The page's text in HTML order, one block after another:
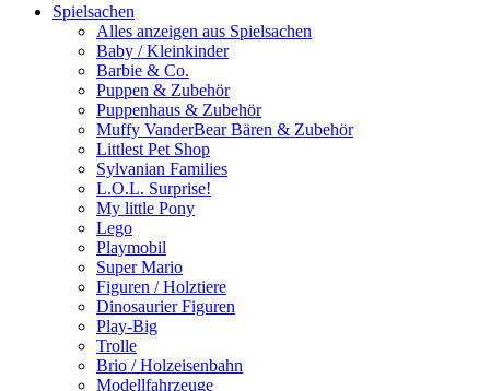
Spielsachen
Alles anzeigen aus Spielsachen
Baby / Kleinkinder
Barbie & Co.
Puppen & Zubehör
Puppenhaus & Zubehör
Muffy VanderBear Bären & Zubehör
Littlest Pet Shop
Sylvanian Families
L.O.L. Surprise!
My little Pony
Lego
Playmobil
Super Mario
Figuren / Holztiere
Dinosaurier Figuren
Play-Big
Trolle
Brio / Holzeisenbahn
Modellfahrzeuge